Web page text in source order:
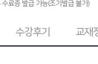
료증 발급 가능(조기발급 불가)
수강후기 교재